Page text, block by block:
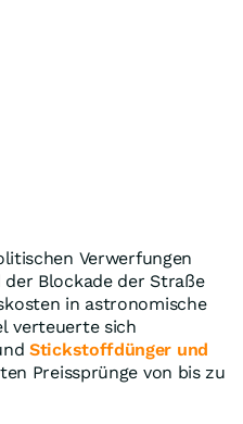
Verwerfungen
Blockade der Straße
in astronomische
verteuerte sich
Stickstoffdünger und
Preissprünge von bis zu